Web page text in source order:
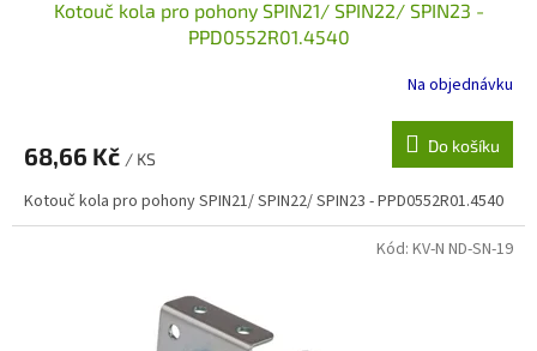
Kotouč kola pro pohony SPIN21/ SPIN22/ SPIN23 -
PPD0552R01.4540
Na objednávku
68,66 Kč / KS
Do košíku
Kotouč kola pro pohony SPIN21/ SPIN22/ SPIN23 - PPD0552R01.4540
Kód: KV-N ND-SN-19